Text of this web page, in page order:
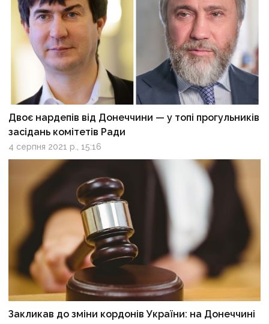
Двоє нардепів від Донеччини — у топі прогульників
засідань комітетів Ради
4 серпня 2021 р., 15:16
Закликав до зміни кордонів України: на Донеччині